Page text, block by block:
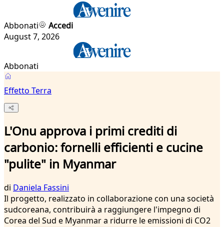
Abbonati
Accedi
August 7, 2026
Abbonati
Effetto Terra
L'Onu approva i primi crediti di
carbonio: fornelli efficienti e cucine
"pulite" in Myanmar
di Daniela Fassini
Il progetto, realizzato in collaborazione con una società
sudcoreana, contribuirà a raggiungere l'impegno di
Corea del Sud e Myanmar a ridurre le emissioni di CO2